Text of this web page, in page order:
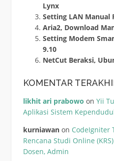
Lynx
Setting LAN Manual
Aria2, Download
Setting Modem
9.10
NetCut Beraksi,
KOMENTAR
likhit ari prabowo on Yii
Aplikasi Sistem
kurniawanon CodeIgniter
Rencana Studi Online
Dosen, Admin